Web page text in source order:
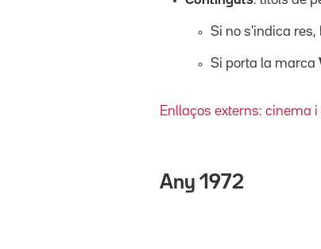
Si no s'indica res,
Si porta la marca
Enllaços externs: cinema
Any 1972